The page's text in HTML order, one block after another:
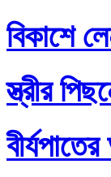
বিকাশে
স্ত্রীর